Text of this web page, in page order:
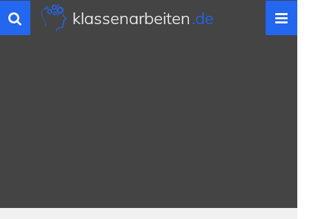
Toggle
navigation
klassenarbeiten.de